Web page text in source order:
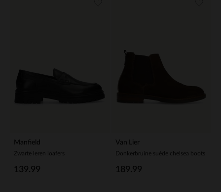
Manfield
Zwarte leren loafers
139.99
Van Lier
Donkerbruine suède chelsea boots
189.99